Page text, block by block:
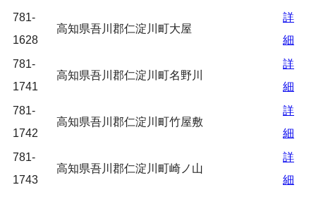
781-
1628
高知県吾川郡仁淀川町大屋
詳
細
781-
1741
高知県吾川郡仁淀川町名野川
詳
細
781-
1742
高知県吾川郡仁淀川町竹屋敷
詳
細
781-
1743
高知県吾川郡仁淀川町崎ノ山
詳
細